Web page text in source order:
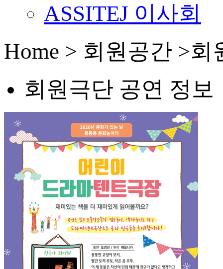
ASSITEJ 이사회
Home > 회원공간 >
회원극단 공연 정보